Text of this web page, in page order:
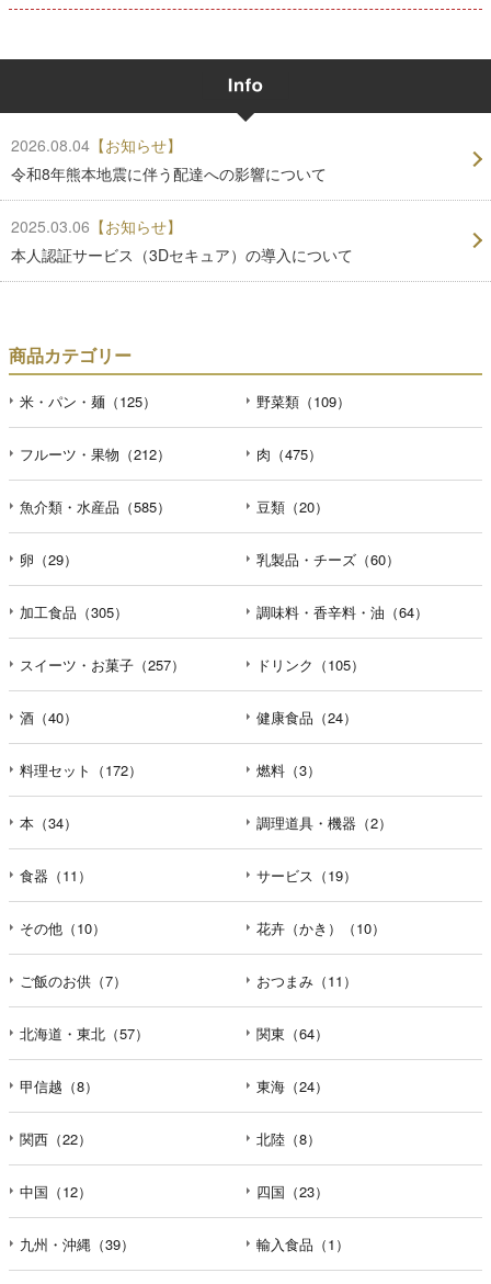
2026.08.04 【お知らせ】
令和8年熊本地震に伴う配達への影響について
2025.03.06 【お知らせ】
本人認証サービス（3Dセキュア）の導入について
商品カテゴリー
米・パン・麺（125） 野菜類（109）
フルーツ・果物（212） 肉（475）
魚介類・水産品（585） 豆類（20）
卵（29） 乳製品・チーズ（60）
加工食品（305） 調味料・香辛料・油（64）
スイーツ・お菓子（257） ドリンク（105）
酒（40） 健康食品（24）
料理セット（172） 燃料（3）
本（34） 調理道具・機器（2）
食器（11） サービス（19）
その他（10） 花卉（かき）（10）
ご飯のお供（7） おつまみ（11）
北海道・東北（57） 関東（64）
甲信越（8） 東海（24）
関西（22） 北陸（8）
中国（12） 四国（23）
九州・沖縄（39） 輸入食品（1）